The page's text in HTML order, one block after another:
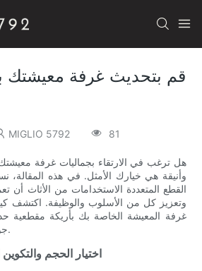
قم بتحديث غرفة معيشتك
MIGLIO 5792 81
هل ترغب في الارتقاء بجماليات غرفة
وأنيقة هي خيارك الأمثل. في هذه
القطع المتعددة الاستخدامات من الأثاث
وتعزيز كل من الأسلوب والوظيفة. اكتشف
غرفة المعيشة الخاصة بك بأريكة مقطعية
جو أنيق وجذاب في منزلك.
- اختيار الحجم